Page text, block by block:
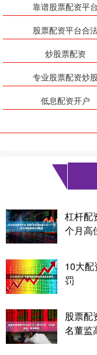
靠谱股票配资平台
股票配资平台合
炒股票配资
专业股票配资炒
低息配资开户
杠杆配
个月高
10大
罚
股票配
名董监